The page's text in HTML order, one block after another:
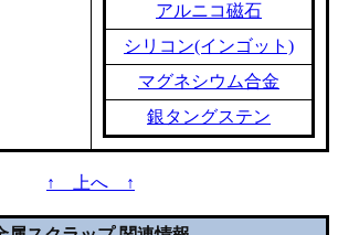
アルニコ磁石
シリコン(インゴット)
マグネシウム合金
銀タングステン
↑ 上へ ↑